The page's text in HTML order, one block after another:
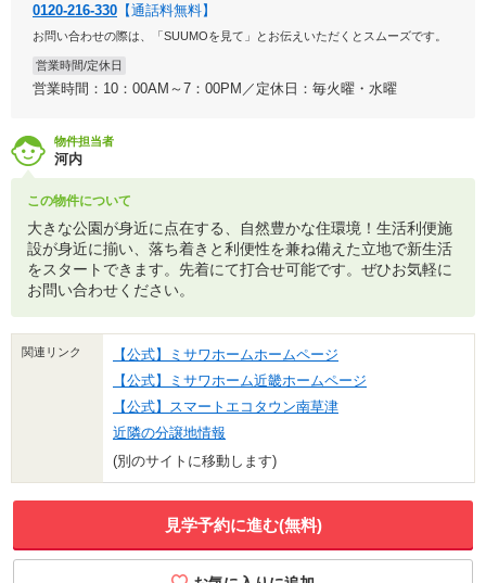
0120-216-330 【通話料無料】
お問い合わせの際は、「SUUMOを見て」とお伝えいただくとスムーズです。
営業時間/定休日
営業時間：10：00AM～7：00PM／定休日：毎火曜・水曜
物件担当者
河内
この物件について
大きな公園が身近に点在する、自然豊かな住環境！生活利便施
設が身近に揃い、落ち着きと利便性を兼ね備えた立地で新生活
をスタートできます。先着にて打合せ可能です。ぜひお気軽に
お問い合わせください。
関連リンク
【公式】ミサワホームホームページ
【公式】ミサワホーム近畿ホームページ
【公式】スマートエコタウン南草津
近隣の分譲地情報
(別のサイトに移動します)
見学予約に進む(無料)